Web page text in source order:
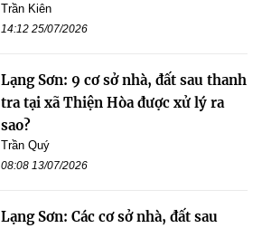
Trần Kiên
14:12 25/07/2026
Lạng Sơn: 9 cơ sở nhà, đất sau thanh
tra tại xã Thiện Hòa được xử lý ra
sao?
Trần Quý
08:08 13/07/2026
Lạng Sơn: Các cơ sở nhà, đất sau